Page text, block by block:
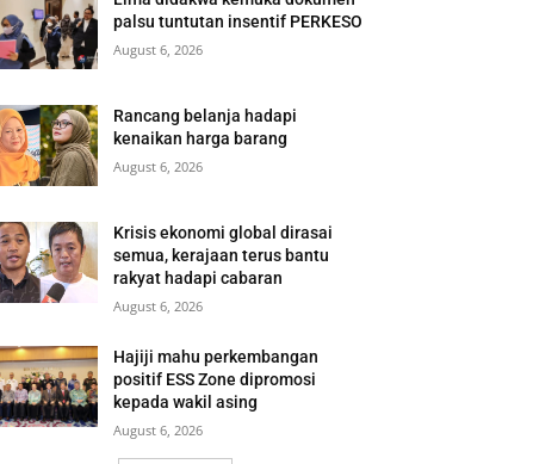
palsu tuntutan insentif PERKESO
August 6, 2026
Rancang belanja hadapi
kenaikan harga barang
August 6, 2026
Krisis ekonomi global dirasai
semua, kerajaan terus bantu
rakyat hadapi cabaran
August 6, 2026
Hajiji mahu perkembangan
positif ESS Zone dipromosi
kepada wakil asing
August 6, 2026